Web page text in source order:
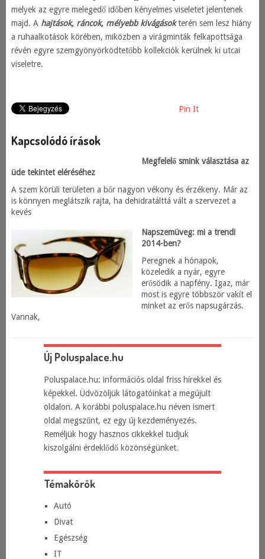
melyek az egyre melegedő időben kényelmes viseletet jelentenek
majd. A hajtások, ráncok, mélyebb kivágásokterén sem lesz hiány
a ruhaalkotások körében, miközben a virágminták felkapottsága
révén egyre szemgyönyörködtetőbb kollekciók kerülnek ki utcai
viseletre.
Pin It
Kapcsolódó írások
Megfelelő smink választása az
üde tekintet eléréséhez
A szem körüli területen a bőr nagyon vékony és érzékeny. Már az
is könnyen meglátszik rajta, ha dehidratálttá vált a szervezet a
kevés
Napszemüveg: mi a trendi
2014-ben?
Peregnek a hónapok,
közeledik a nyár, egyre
erősödik a napfény. Igaz, már
most is egyre többször vakít el
minket az erős napsugárzás.
Vannak,
Új Poluspalace.hu
Poluspalace.hu: információs oldal friss hírekkel és
képekkel. Üdvözöljük látogatóinkat a megújult
oldalon. A korábbi poluspalace.hu néven ismert
oldal megszűnt, ez egy új kezdeményezés.
Reméljük hogy hasznos cikkekkel tudjuk
kiszolgálni érdeklődő közönségünket.
Témakörök
Autó
Divat
Egészség
IT